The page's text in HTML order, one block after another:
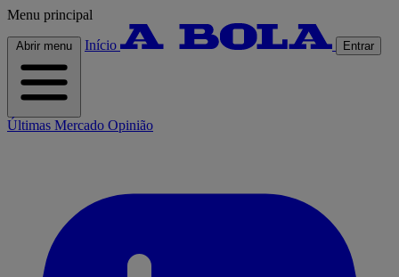
Menu principal
Abrir menu Início Entrar
Últimas Mercado Opinião